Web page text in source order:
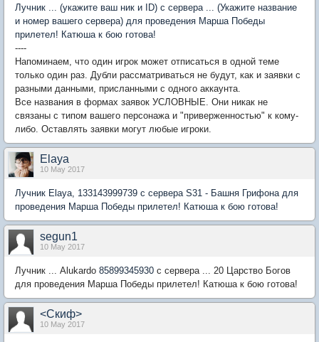
Лучник ... (укажите ваш ник и ID) с сервера ... (Укажите название
и номер вашего сервера) для проведения Марша Победы
прилетел! Катюша к бою готова!
----
Напоминаем, что один игрок может отписаться в одной теме
только один раз. Дубли рассматриваться не будут, как и заявки с
разными данными, присланными с одного аккаунта.
Все названия в формах заявок УСЛОВНЫЕ. Они никак не
связаны с типом вашего персонажа и "приверженностью" к кому-
либо. Оставлять заявки могут любые игроки.
Elaya
10 May 2017
Лучник Elaya, 133143999739 с сервера S31 - Башня Грифона для
проведения Марша Победы прилетел! Катюша к бою готова!
segun1
10 May 2017
Лучник ... Alukardo 85899345930 с сервера ... 20 Царство Богов
для проведения Марша Победы прилетел! Катюша к бою готова!
<Скиф>
10 May 2017